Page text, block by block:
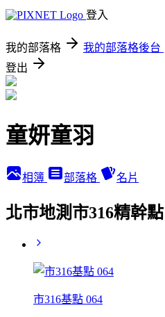
登入
我的部落格 我的部落格後台
登出
童妍童羽
相簿 部落格 名片
北市地測市316精幹
市316基點 064